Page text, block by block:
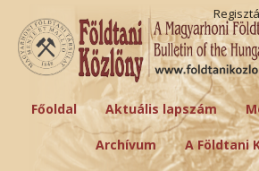
Főoldal Aktuális lapszám
Archívum A Földtani